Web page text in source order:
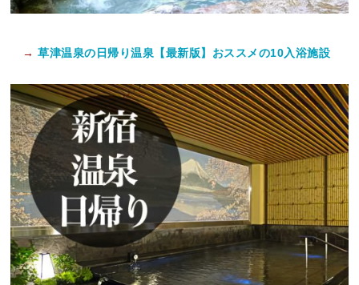
→ 草津温泉の日帰り温泉【最新版】おススメの10入浴施設